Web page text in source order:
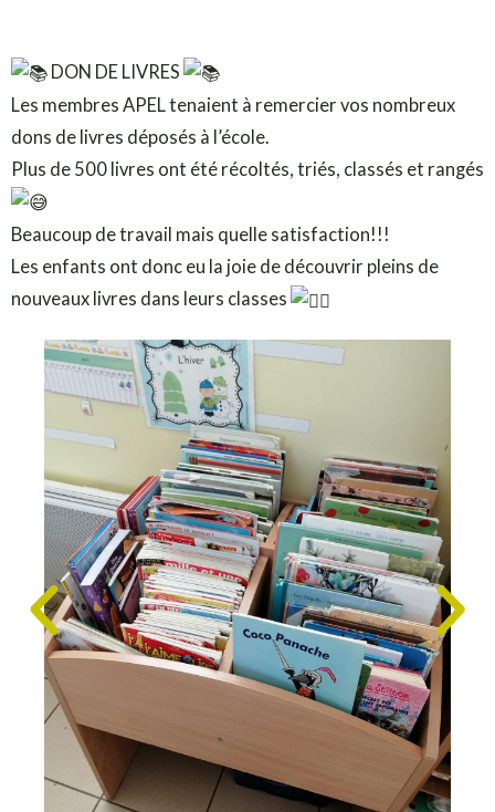
DON DE LIVRES
Les membres APEL tenaient à remercier vos nombreux
dons de livres déposés à l’école.
Plus de 500 livres ont été récoltés, triés, classés et rangés
Beaucoup de travail mais quelle satisfaction!!!
Les enfants ont donc eu la joie de découvrir pleins de
nouveaux livres dans leurs classes